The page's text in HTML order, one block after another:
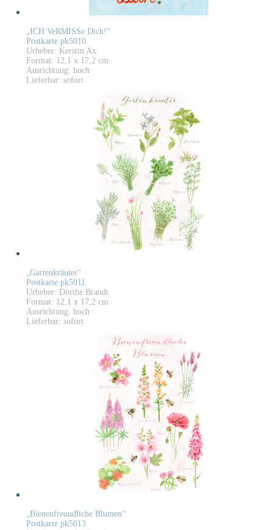
„ICH VeRMISSe Dich!“
Postkarte pk5010
Urheber: Kerstin Ax
Format: 12,1 x 17,2 cm
Ausrichtung: hoch
Lieferbar: sofort
„Gartenkräuter“
Postkarte pk5011
Urheber: Dörthe Brandt
Format: 12,1 x 17,2 cm
Ausrichtung: hoch
Lieferbar: sofort
„Bienenfreundliche Blumen“
Postkarte pk5013